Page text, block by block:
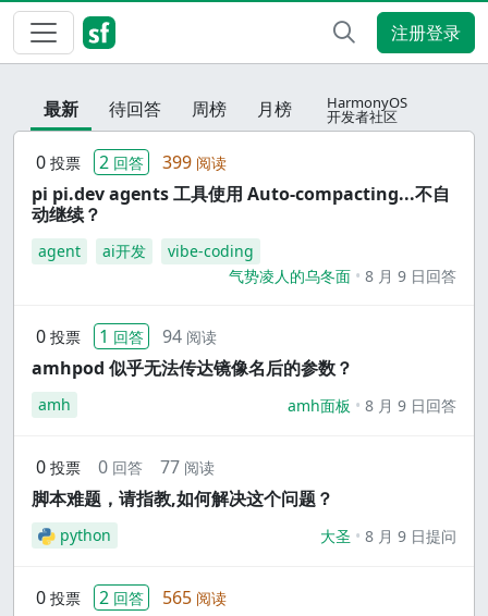
注册登录
最新 待回答 周榜 月榜 HarmonyOS
开发者社区
0 投票 2 回答 399 阅读
pi pi.dev agents 工具使用 Auto-compacting...不自
动继续？
agent ai开发
vibe-coding
气势凌人的乌冬面
8 月 9 日回答
0 投票 1 回答 94 阅读
amhpod 似乎无法传达镜像名后的参数？
amh amh面板 8 月 9 日回答
0 投票 0 回答 77 阅读
脚本难题，请指教,如何解决这个问题？
python 大圣 8 月 9 日提问
0 投票 2 回答 565 阅读